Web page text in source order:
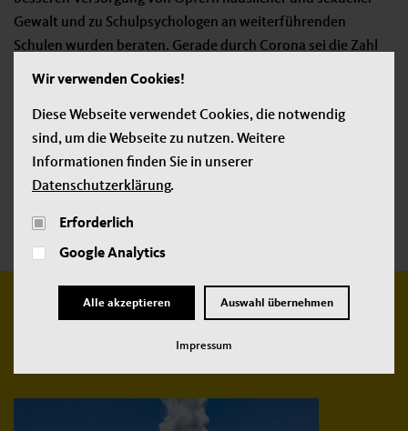
Gewalt und zu Schulpsychologen an weiterführenden
Schulen wurden beraten. Gerade durch Corona sei die Zahl
psychischer Erkrankungen bei Minderjährigen gestiegen,
wichtig, niedrigschwelligen Zugang zu Fachpersonal zu
erhalten, am besten direkt an den Schulen.
Weitere
Wir verwenden Cookies!
Diese Webseite verwendet Cookies, die notwendig
sind, um die Webseite zu nutzen. Weitere
Informationen finden Sie in unserer
Datenschutzerklärung.
Erforderlich
Google Analytics
Alle akzeptieren Auswahl übernehmen
Impressum